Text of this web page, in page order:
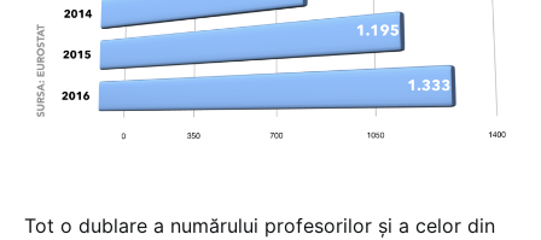
Tot o dublare a numărului profesorilor și a celor din